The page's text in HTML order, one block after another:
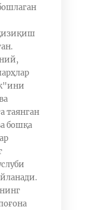
таянган
бошқа